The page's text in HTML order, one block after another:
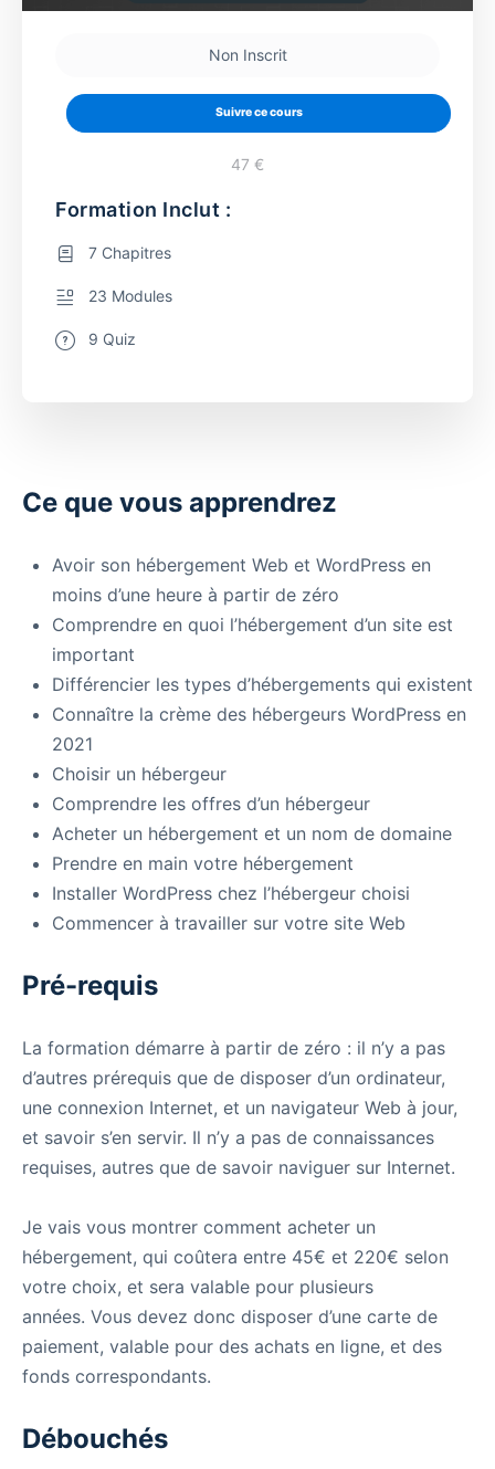
Ce que vous apprendrez
Avoir son hébergement Web et WordPress en
moins d’une heure à partir de zéro
Comprendre en quoi l’hébergement d’un site est
important
Différencier les types d’hébergements qui existent
Connaître la crème des hébergeurs WordPress en
2021
Choisir un hébergeur
Comprendre les offres d’un hébergeur
Acheter un hébergement et un nom de domaine
Prendre en main votre hébergement
Installer WordPress chez l’hébergeur choisi
Commencer à travailler sur votre site Web
Pré-requis
La formation démarre à partir de zéro : il n’y a pas
d’autres prérequis que de disposer d’un ordinateur,
une connexion Internet, et un navigateur Web à jour,
et savoir s’en servir. Il n’y a pas de connaissances
requises, autres que de savoir naviguer sur Internet.
Je vais vous montrer comment acheter un
hébergement, qui coûtera entre 45€ et 220€ selon
votre choix, et sera valable pour plusieurs
années. Vous devez donc disposer d’une carte de
paiement, valable pour des achats en ligne, et des
fonds correspondants.
Débouchés
Non Inscrit
Suivre ce cours
47 €
Formation Inclut :
7 Chapitres
23 Modules
9 Quiz